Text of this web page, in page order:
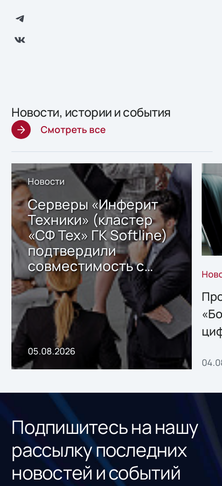
Новости, истории и события
Смотреть все
Новости
Серверы «Инферит
Техники» (кластер
«СФ Тех» ГК Softline)
подтвердили
совместимость с
решением Sharx
Storage 2.x для
хранения данных
05.08.2026
Подпишитесь на нашу
рассылку последних
новостей и событий